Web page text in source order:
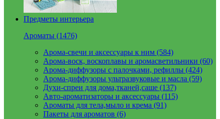
Предметы интерьера
Ароматы (1476)
Арома-свечи и аксессуары к ним (584)
Арома-воск, воскоплавы и аромасветильники (60)
Арома-диффузоры с палочками, рефиллы (424)
Арома-диффузоры ультразвуковые и масла (59)
Духи-спреи для дома,тканей,саше (137)
Авто-ароматизаторы и аксессуары (115)
Ароматы для тела,мыло и крема (91)
Пакеты для ароматов (6)